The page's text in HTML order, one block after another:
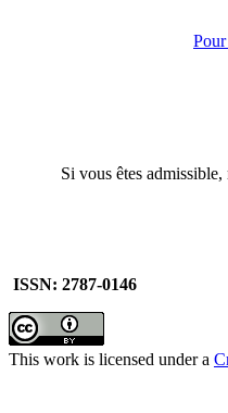
Si vous êtes
ISSN: 2787-0146
This work is licensed under a